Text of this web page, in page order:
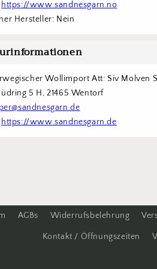
https://www.sandnesgarn.no
Hersteller: Nein
Wollimport Att: Siv Molven
5 H, 21465 Wentorf
https://www.sandnesgarn.de
AGBs Widerrufsbelehrung
Kontakt / Öffnungszeiten